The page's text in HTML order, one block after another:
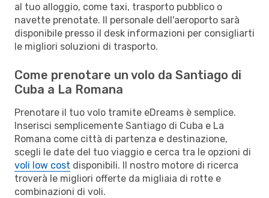
al tuo alloggio, come taxi, trasporto pubblico o
navette prenotate. Il personale dell'aeroporto sarà
disponibile presso il desk informazioni per consigliarti
le migliori soluzioni di trasporto.
Come prenotare un volo da Santiago di
Cuba a La Romana
Prenotare il tuo volo tramite eDreams è semplice.
Inserisci semplicemente Santiago di Cuba e La
Romana come città di partenza e destinazione,
scegli le date del tuo viaggio e cerca tra le opzioni di
voli low cost disponibili. Il nostro motore di ricerca
troverà le migliori offerte da migliaia di rotte e
combinazioni di voli.